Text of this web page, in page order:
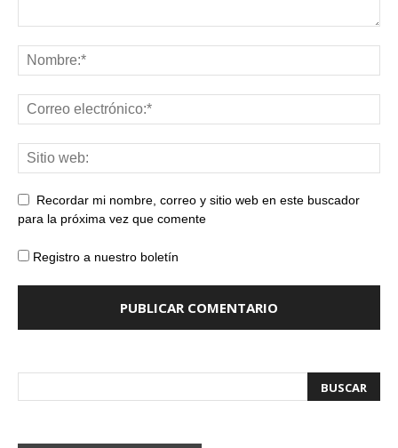
Recordar mi nombre, correo y sitio web en este buscador
para la próxima vez que comente
Registro a nuestro boletín